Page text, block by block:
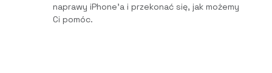
naprawy iPhone’a i przekonać się, jak możemy
Ci pomóc.